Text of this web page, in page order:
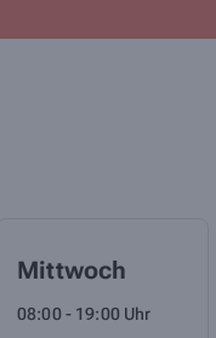
Mittwoch
08:00 - 19:00 Uhr